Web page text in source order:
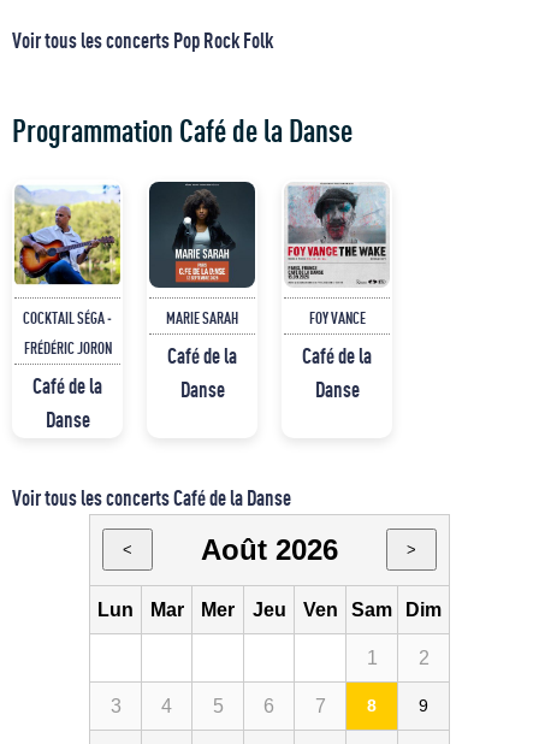
Voir tous les concerts Pop Rock Folk
Programmation Café de la Danse
COCKTAIL SÉGA -
FRÉDÉRIC JORON
Café de la
Danse
MARIE SARAH
Café de la
Danse
FOY VANCE
Café de la
Danse
Voir tous les concerts Café de la Danse
< Août 2026 >
Lun Mar Mer Jeu Ven Sam Dim
1 2
3 4 5 6 7 8 9